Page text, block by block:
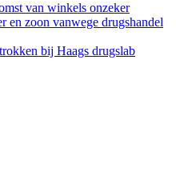
van winkels onzeker
en zoon vanwege drugshandel
bij Haags drugslab